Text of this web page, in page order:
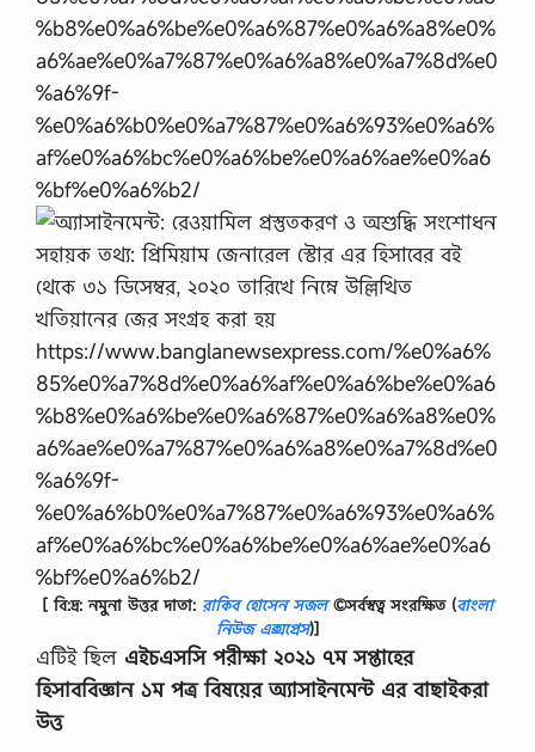
[ বি:দ্র: নমুনা উত্তর দাতা: রাকিব হোসেন সজল©সর্বস্বত্ব সংরক্ষিত (বাংলা
নিউজ এক্সপ্রেস)]
এটিই ছিল এইচএসসি পরীক্ষা ২০২১ ৭ম সপ্তাহের
হিসাববিজ্ঞান ১ম পত্র বিষয়ের অ্যাসাইনমেন্ট এর বাছাইকরা
উত্ত